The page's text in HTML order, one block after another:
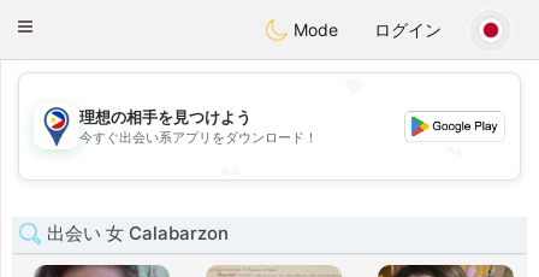
PhilippinesChat
Toggle
Mode ログイン
💖
💕
理想の相手を見つけよう
今すぐ出会い系アプリをダウンロード！
出会い 女 Calabarzon